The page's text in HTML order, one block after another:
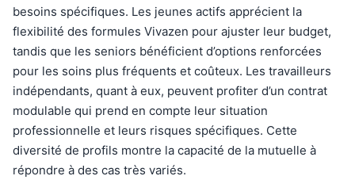
besoins spécifiques. Les jeunes actifs apprécient la
flexibilité des formules Vivazen pour ajuster leur budget,
tandis que les seniors bénéficient d’options renforcées
pour les soins plus fréquents et coûteux. Les travailleurs
indépendants, quant à eux, peuvent profiter d’un contrat
modulable qui prend en compte leur situation
professionnelle et leurs risques spécifiques. Cette
diversité de profils montre la capacité de la mutuelle à
répondre à des cas très variés.